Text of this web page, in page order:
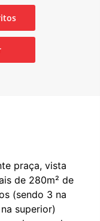
praça, vista
de 280m² de
(sendo 3 na
superior)